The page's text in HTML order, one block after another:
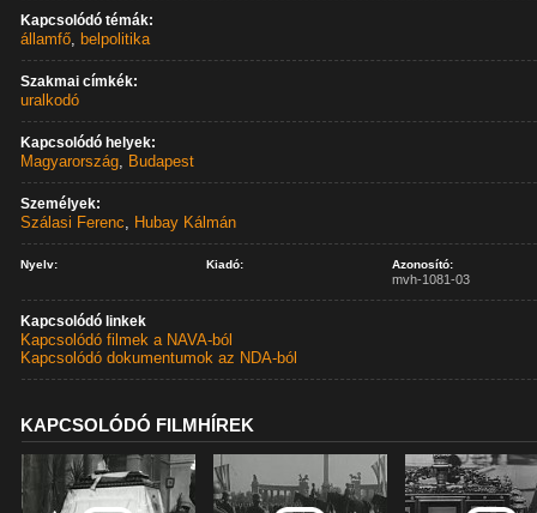
Kapcsolódó témák:
államfő, belpolitika
Szakmai címkék:
uralkodó
Kapcsolódó helyek:
Magyarország, Budapest
Személyek:
Szálasi Ferenc, Hubay Kálmán
Nyelv: Kiadó: Azonosító:
mvh-1081-03
Kapcsolódó linkek
Kapcsolódó filmek a NAVA-ból
Kapcsolódó dokumentumok az NDA-ból
KAPCSOLÓDÓ FILMHÍREK